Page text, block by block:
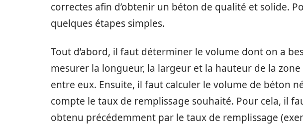
correctes afin d’obtenir un béton de qualité et solide.
quelques étapes simples.
Tout d’abord, il faut déterminer le volume dont on a
mesurer la longueur, la largeur et la hauteur de la
entre eux. Ensuite, il faut calculer le volume de béton
compte le taux de remplissage souhaité. Pour cela, il
obtenu précédemment par le taux de remplissage